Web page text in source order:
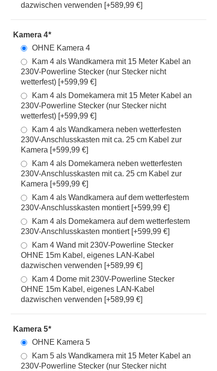
dazwischen verwenden [+589,99 €]
Kamera 4*
OHNE Kamera 4
Kam 4 als Wandkamera mit 15 Meter Kabel an
230V-Powerline Stecker (nur Stecker nicht
wetterfest) [+599,99 €]
Kam 4 als Domekamera mit 15 Meter Kabel an
230V-Powerline Stecker (nur Stecker nicht
wetterfest) [+599,99 €]
Kam 4 als Wandkamera neben wetterfesten
230V-Anschlusskasten mit ca. 25 cm Kabel zur
Kamera [+599,99 €]
Kam 4 als Domekamera neben wetterfesten
230V-Anschlusskasten mit ca. 25 cm Kabel zur
Kamera [+599,99 €]
Kam 4 als Wandkamera auf dem wetterfestem
230V-Anschlusskasten montiert [+599,99 €]
Kam 4 als Domekamera auf dem wetterfestem
230V-Anschlusskasten montiert [+599,99 €]
Kam 4 Wand mit 230V-Powerline Stecker
OHNE 15m Kabel, eigenes LAN-Kabel
dazwischen verwenden [+589,99 €]
Kam 4 Dome mit 230V-Powerline Stecker
OHNE 15m Kabel, eigenes LAN-Kabel
dazwischen verwenden [+589,99 €]
Kamera 5*
OHNE Kamera 5
Kam 5 als Wandkamera mit 15 Meter Kabel an
230V-Powerline Stecker (nur Stecker nicht